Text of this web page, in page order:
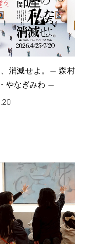
消滅せよ。— 森村
やなぎみわ —